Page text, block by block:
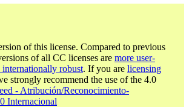
of this license. Compared to previous
of all CC licenses are more user-
robust. If you are licensing
strongly recommend the use of the 4.0
- Atribución/Reconocimiento-
Internacional